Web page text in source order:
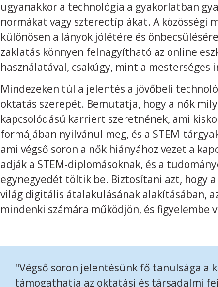
ugyanakkor a technológia a gyakorlatban
normákat vagy sztereotípiákat. A közösségi
különösen a lányok jólétére és
zaklatás könnyen felnagyítható az online
használatával, csakúgy, mint a
Mindezeken túl a jelentés a jövőbeli
oktatás szerepét. Bemutatja, hogy a nők
kapcsolódású karriert szeretnének, ami
formájában nyilvánul meg, és a STEM-
ami végső soron a nők hiányához vezet a
adják a STEM-diplomásoknak, és a
egynegyedét töltik be. Biztosítani azt, hogy
világ digitális átalakulásának alakításában,
mindenki számára működjön, és figyelembe
"Végső soron jelentésünk fő tanulsága a
támogathatja az oktatási és társadalmi